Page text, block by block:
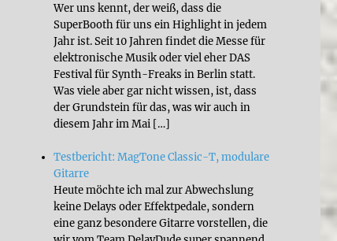
Wer uns kennt, der weiß, dass die
SuperBooth für uns ein Highlight in jedem
Jahr ist. Seit 10 Jahren findet die Messe für
elektronische Musik oder viel eher DAS
Festival für Synth-Freaks in Berlin statt.
Was viele aber gar nicht wissen, ist, dass
der Grundstein für das, was wir auch in
diesem Jahr im Mai […]
Testbericht: MagTone Classic-T, modulare
Gitarre
Heute möchte ich mal zur Abwechslung
keine Delays oder Effektpedale, sondern
eine ganz besondere Gitarre vorstellen, die